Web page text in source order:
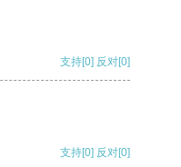
支持[0] 反对[0]
支持[0] 反对[0]